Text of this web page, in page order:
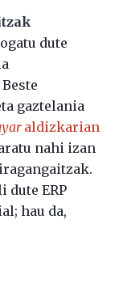
dute
gaztelania
aldizkarian
nahi izan
ERP
hau da,